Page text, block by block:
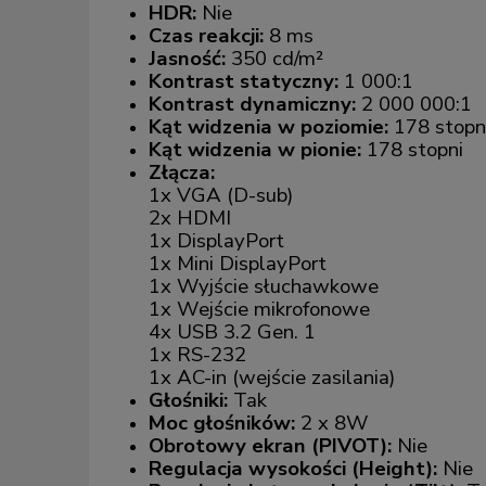
HDR: Nie
Czas reakcji: 8 ms
Jasność: 350 cd/m²
Kontrast statyczny: 1 000:1
Kontrast dynamiczny: 2 000 000:1
Kąt widzenia w poziomie: 178
Kąt widzenia w pionie: 178 stopni
Złącza:
1x VGA (D-sub)
2x HDMI
1x DisplayPort
1x Mini DisplayPort
1x Wyjście słuchawkowe
1x Wejście mikrofonowe
4x USB 3.2 Gen. 1
1x RS-232
1x AC-in (wejście zasilania)
Głośniki: Tak
Moc głośników: 2 x 8W
Obrotowy ekran (PIVOT): Nie
Regulacja wysokości (Height): Nie